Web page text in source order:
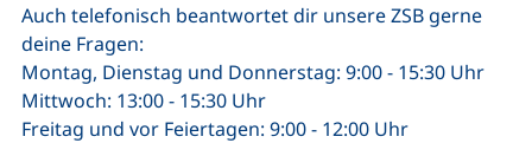
Auch telefonisch beantwortet dir unsere ZSB gerne
deine Fragen:
Montag, Dienstag und Donnerstag: 9:00 - 15:30 Uhr
Mittwoch: 13:00 - 15:30 Uhr
Freitag und vor Feiertagen: 9:00 - 12:00 Uhr